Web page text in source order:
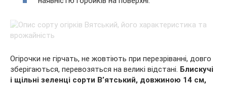
Огірочки не гірчать, не жовтіють при перезріванні, довго
зберігаються, перевозяться на великі відстані. Блискучі
і щільні зеленці сорти В’ятський, довжиною 14 см,